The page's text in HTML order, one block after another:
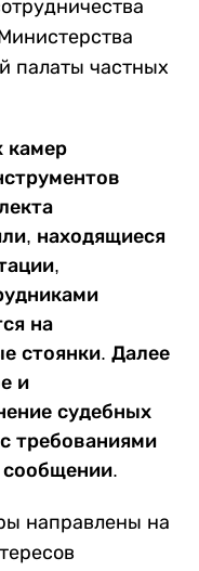
палаты частных
камер
находящиеся
на
стоянки. Далее
и
судебных
требованиями
сообщении.
направлены на